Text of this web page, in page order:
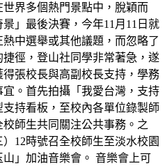
界多個熱門景點中，脫穎而
」最後決賽，今年11月11日就
中選舉或其他議題，而忽略了
徑，登山社同學非常著急，遂
張校長與高副校長支持，學務
。首先拍攝「我愛台灣，支持
持看板，至校內各單位錄製師
師生共同關注公共事務。之
12時號召全校師生至淡水校園
」加油音樂會。 音樂會上可